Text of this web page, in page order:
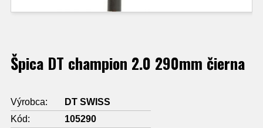
Špica DT champion 2.0 290mm čierna
Výrobca:
DT SWISS
Kód:
105290